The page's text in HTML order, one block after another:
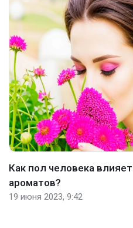
Как пол человека
ароматов?
19 июня 2023, 9:42